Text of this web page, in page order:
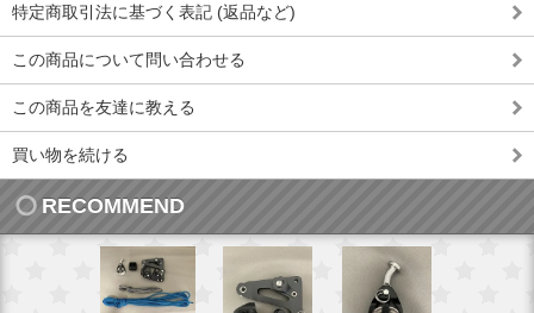
特定商取引法に基づく表記 (返品など)
この商品について問い合わせる
この商品を友達に教える
買い物を続ける
RECOMMEND